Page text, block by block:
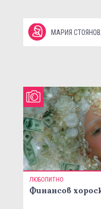
МАРИЯ
ЛЮБОПИТНО
Финансов